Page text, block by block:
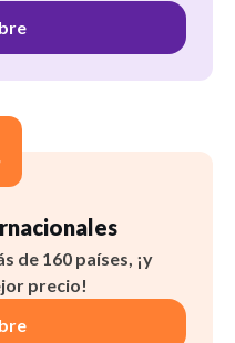
de 160 países, ¡y
precio!